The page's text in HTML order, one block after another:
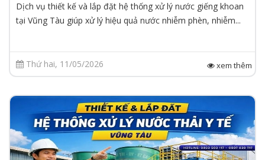
Dịch vụ thiết kế và lắp đặt hệ thống xử lý nước giếng khoan
tại Vũng Tàu giúp xử lý hiệu quả nước nhiễm phèn, nhiễm...
Thứ hai, 11/05/2026 xem thêm